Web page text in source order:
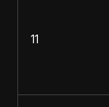
11